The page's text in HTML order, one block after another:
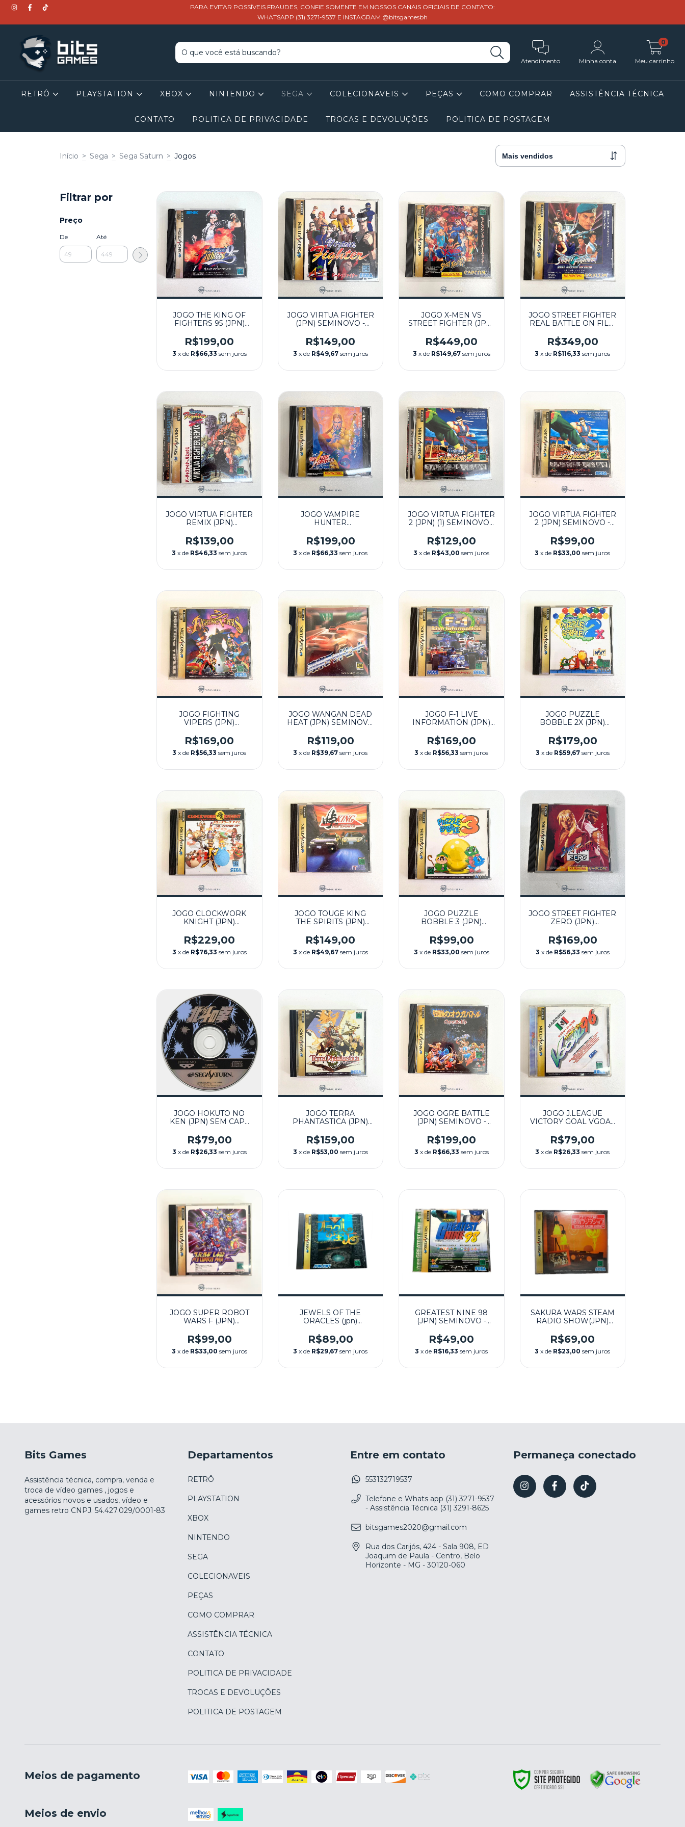
PARA EVITAR POSSÍVEIS FRAUDES, CONFIE SOMENTE EM NOSSOS CANAIS OFICIAIS DE CONTATO:
WHATSAPP (31) 3271-9537 E INSTAGRAM @bitsgamesbh
Atendimento Minha conta Meu carrinho
0
RETRÔ PLAYSTATION XBOX NINTENDO SEGA COLECIONAVEIS PEÇAS COMO COMPRAR ASSISTÊNCIA TÉCNICA
CONTATO POLITICA DE PRIVACIDADE TROCAS E DEVOLUÇÕES POLITICA DE POSTAGEM
Início > Sega > Sega Saturn > Jogos
Filtrar por
Preço
De Até
JOGO THE KING OF
FIGHTERS 95 (JPN)
SATURN
R$199,00
3 x de R$66,33 sem juros
JOGO VIRTUA FIGHTER
(JPN) SEMINOVO -
R$149,00
3 x de R$49,67 sem juros
JOGO X-MEN VS
STREET FIGHTER (JPN)
SATURN
R$449,00
3 x de R$149,67 sem juros
JOGO STREET FIGHTER
REAL BATTLE ON FILM
SEGA SATURN
R$349,00
3 x de R$116,33 sem juros
JOGO VIRTUA FIGHTER
REMIX (JPN)
SATURN
R$139,00
3 x de R$46,33 sem juros
JOGO VAMPIRE
HUNTER
REVENGE (JPN)
SEMINOVO - SEGA
SATURN
R$199,00
3 x de R$66,33 sem juros
JOGO VIRTUA FIGHTER
2 (JPN) (1) SEMINOVO -
R$129,00
3 x de R$43,00 sem juros
JOGO VIRTUA FIGHTER
2 (JPN) SEMINOVO -
R$99,00
3 x de R$33,00 sem juros
JOGO FIGHTING
VIPERS (JPN)
SATURN
R$169,00
3 x de R$56,33 sem juros
JOGO WANGAN DEAD
HEAT (JPN) SEMINOVO
R$119,00
3 x de R$39,67 sem juros
JOGO F-1 LIVE
INFORMATION (JPN)
SATURN
R$169,00
3 x de R$56,33 sem juros
JOGO PUZZLE
BOBBLE 2X (JPN)
SATURN
R$179,00
3 x de R$59,67 sem juros
JOGO CLOCKWORK
KNIGHT (JPN)
SATURN
R$229,00
3 x de R$76,33 sem juros
JOGO TOUGE KING
THE SPIRITS (JPN)
SATURN
R$149,00
3 x de R$49,67 sem juros
JOGO PUZZLE
BOBBLE 3 (JPN)
SATURN
R$99,00
3 x de R$33,00 sem juros
JOGO STREET FIGHTER
ZERO (JPN)
SATURN
R$169,00
3 x de R$56,33 sem juros
JOGO HOKUTO NO
KEN (JPN) SEM CAPA
SATURN
R$79,00
3 x de R$26,33 sem juros
JOGO TERRA
PHANTASTICA (JPN)
SATURN
R$159,00
3 x de R$53,00 sem juros
JOGO OGRE BATTLE
(JPN) SEMINOVO -
R$199,00
3 x de R$66,33 sem juros
JOGO J.LEAGUE
VICTORY GOAL VGOAL
SEGA SATURN
R$79,00
3 x de R$26,33 sem juros
JOGO SUPER ROBOT
WARS F (JPN)
SATURN
R$99,00
3 x de R$33,00 sem juros
JEWELS OF THE
ORACLES (jpn)
SATURN
R$89,00
3 x de R$29,67 sem juros
GREATEST NINE 98
(JPN) SEMINOVO -
R$49,00
3 x de R$16,33 sem juros
SAKURA WARS STEAM
RADIO SHOW(JPN)
SATURN
R$69,00
3 x de R$23,00 sem juros
Bits Games
Assistência técnica, compra, venda e
troca de vídeo games , jogos e
acessórios novos e usados, vídeo e
games retro CNPJ: 54.427.029/0001-83
Departamentos
RETRÔ
PLAYSTATION
XBOX
NINTENDO
SEGA
COLECIONAVEIS
PEÇAS
COMO COMPRAR
ASSISTÊNCIA TÉCNICA
CONTATO
POLITICA DE PRIVACIDADE
TROCAS E DEVOLUÇÕES
POLITICA DE POSTAGEM
Entre em contato
553132719537
Telefone e Whats app (31) 3271-9537
- Assistência Técnica (31) 3291-8625
bitsgames2020@gmail.com
Rua dos Carijós, 424 - Sala 908, ED
Joaquim de Paula - Centro, Belo
Horizonte - MG - 30120-060
Permaneça conectado
Meios de pagamento
Meios de envio